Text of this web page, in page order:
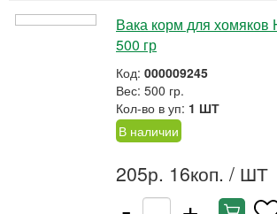
Вака корм для хомяков
500 гр
Код: 000009245
Вес: 500 гр.
Кол-во в уп: 1 ШТ
В наличии
205р. 16коп. / ШТ